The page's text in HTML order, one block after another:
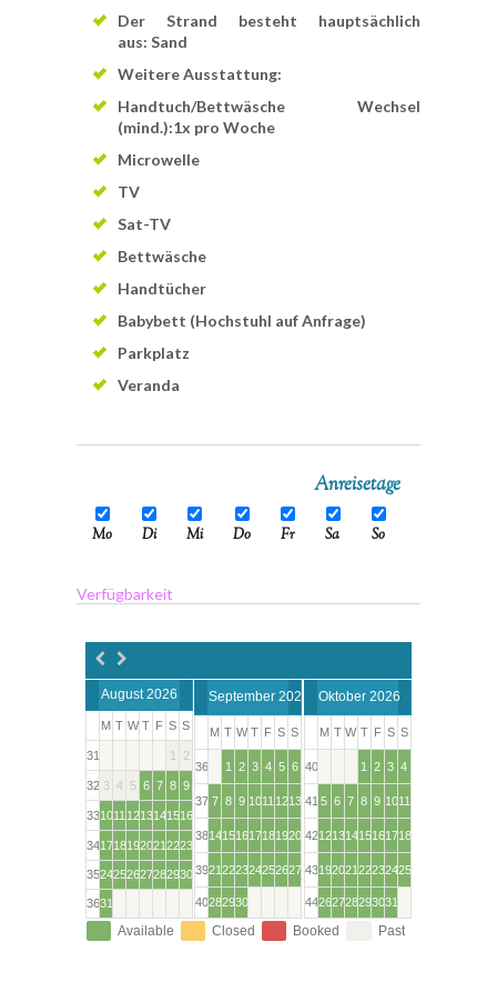
Der Strand besteht hauptsächlich
aus: Sand
Weitere Ausstattung:
Handtuch/Bettwäsche Wechsel
(mind.):1x pro Woche
Microwelle
TV
Sat-TV
Bettwäsche
Handtücher
Babybett (Hochstuhl auf Anfrage)
Parkplatz
Veranda
Anreisetage
Mo Di Mi Do Fr Sa So
Verfügbarkeit